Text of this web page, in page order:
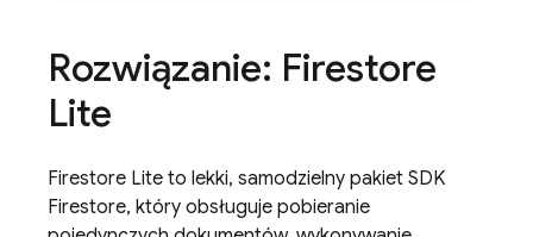
Rozwiązanie: Firestore
Lite
Firestore Lite to lekki, samodzielny pakiet SDK
Firestore, który obsługuje pobieranie